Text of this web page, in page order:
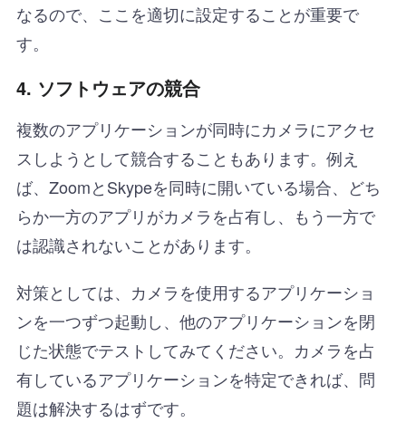
なるので、ここを適切に設定することが重要で
す。
4. ソフトウェアの競合
複数のアプリケーションが同時にカメラにアクセ
スしようとして競合することもあります。例え
ば、ZoomとSkypeを同時に開いている場合、どち
らか一方のアプリがカメラを占有し、もう一方で
は認識されないことがあります。
対策としては、カメラを使用するアプリケーショ
ンを一つずつ起動し、他のアプリケーションを閉
じた状態でテストしてみてください。カメラを占
有しているアプリケーションを特定できれば、問
題は解決するはずです。